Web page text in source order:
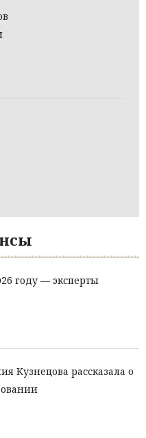
году — эксперты
Кузнецова рассказала о